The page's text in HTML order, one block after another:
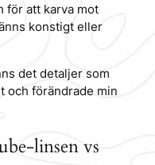
för att karva mot
konstigt eller
det detaljer som
och förändrade min
linsen vs